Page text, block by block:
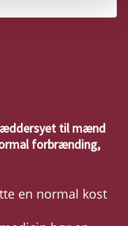
til mænd
forbrænding,
en normal kost